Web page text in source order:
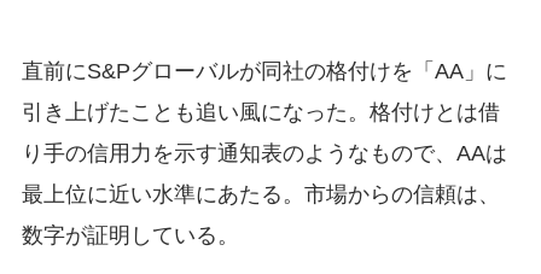
直前にS&Pグローバルが同社の格付けを「AA」に
引き上げたことも追い風になった。格付けとは借
り手の信用力を示す通知表のようなもので、AAは
最上位に近い水準にあたる。市場からの信頼は、
数字が証明している。